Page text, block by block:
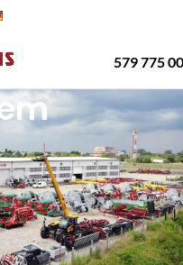
579 775
Tandem